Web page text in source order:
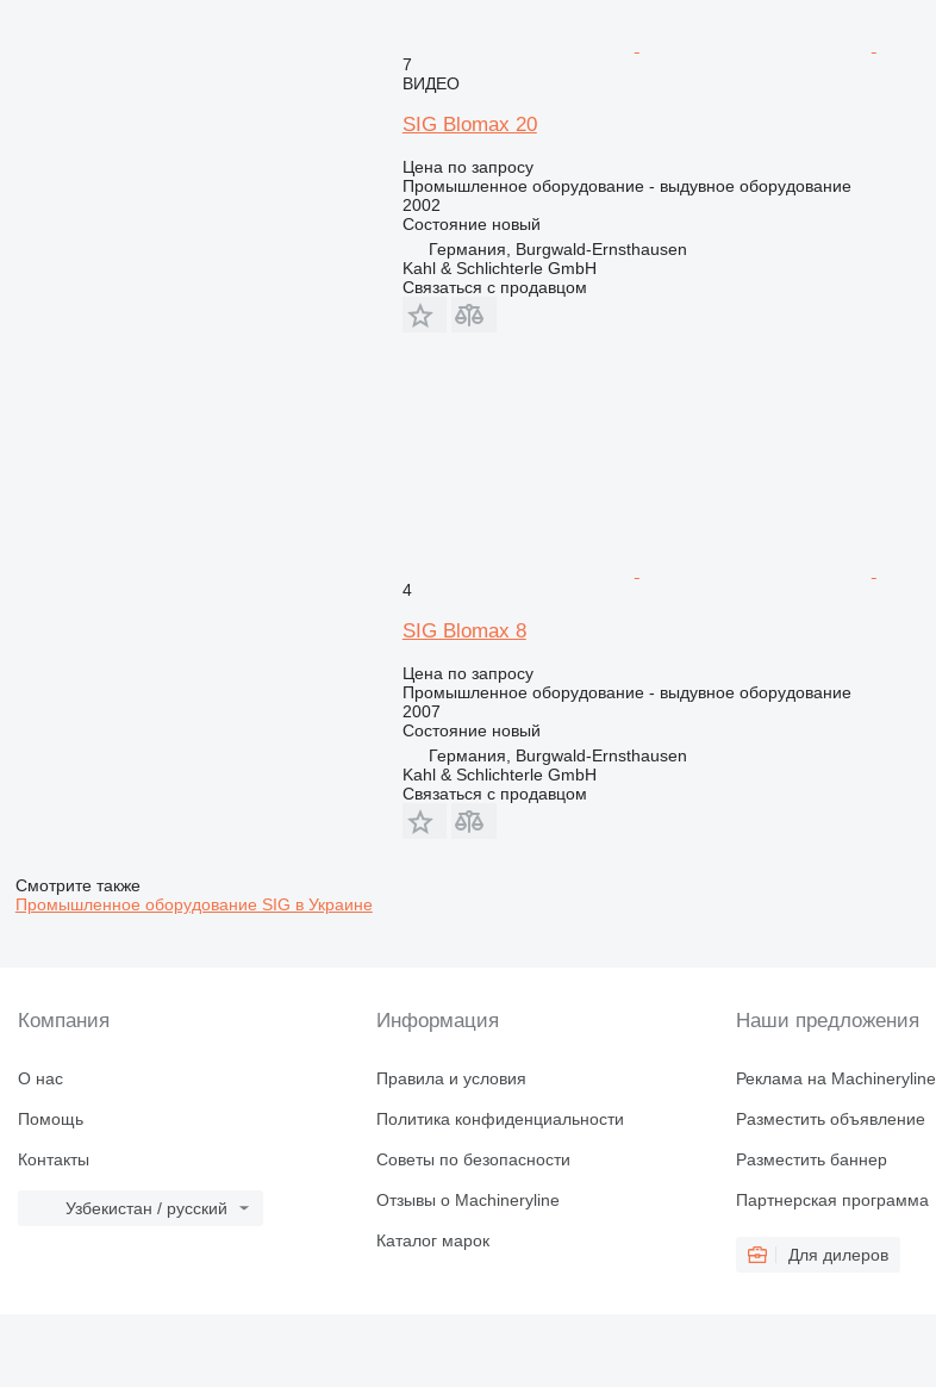
7
ВИДЕО
SIG Blomax 20
Цена по запросу
Промышленное оборудование - выдувное оборудование
2002
Состояниеновый
Германия, Burgwald-Ernsthausen
Kahl & Schlichterle GmbH
Связаться с продавцом
4
SIG Blomax 8
Цена по запросу
Промышленное оборудование - выдувное оборудование
2007
Состояниеновый
Германия, Burgwald-Ernsthausen
Kahl & Schlichterle GmbH
Связаться с продавцом
Смотрите также
Промышленное оборудование SIG в Украине
Компания
О нас
Помощь
Контакты
Узбекистан / русский
Информация
Правила и условия
Политика конфиденциальности
Советы по безопасности
Отзывы о Machineryline
Каталог марок
Наши предложения
Реклама на Machineryline
Разместить объявление
Разместить баннер
Партнерская программа
Для дилеров